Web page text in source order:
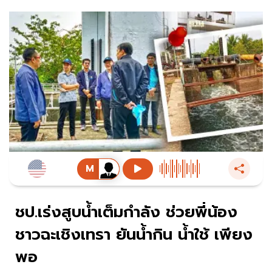
ชป.เร่งสูบน้ำเต็มกำลัง ช่วยพี่น้อง
ชาวฉะเชิงเทรา ยันน้ำกิน น้ำใช้ เพียง
พอ